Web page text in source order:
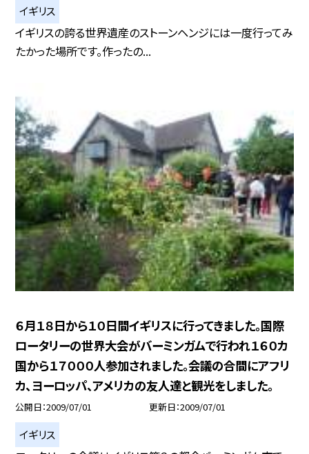
イギリス
イギリスの誇る世界遺産のストーンヘンジには一度行ってみ
たかった場所です。作ったの...
６月１８日から１０日間イギリスに行ってきました。国際
ロータリーの世界大会がバーミンガムで行われ１６０カ
国から１７０００人参加されました。会議の合間にアフリ
カ、ヨーロッパ、アメリカの友人達と観光をしました。
公開日 2009/07/01 更新日 2009/07/01
イギリス